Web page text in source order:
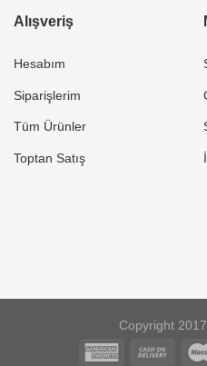
Alışveriş
Hesabım
Siparişlerim
Tüm Ürünler
Toptan Satış
Copyright